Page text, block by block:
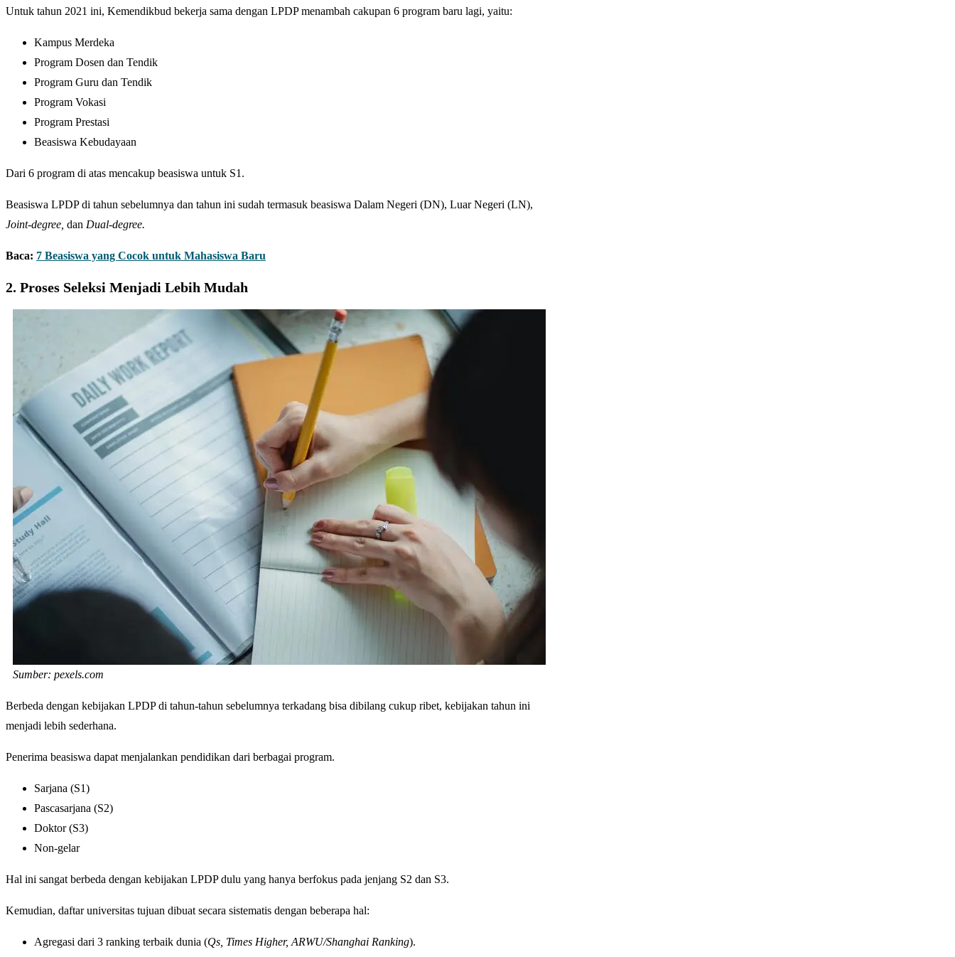
Untuk tahun 2021 ini, Kemendikbud bekerja sama dengan LPDP menambah cakupan 6 program baru lagi, yaitu:
Kampus Merdeka
Program Dosen dan Tendik
Program Guru dan Tendik
Program Vokasi
Program Prestasi
Beasiswa Kebudayaan
Dari 6 program di atas mencakup beasiswa untuk S1.
Beasiswa LPDP di tahun sebelumnya dan tahun ini sudah termasuk beasiswa Dalam Negeri (DN), Luar Negeri (LN),
Joint-degree, dan Dual-degree.
Baca: 7 Beasiswa yang Cocok untuk Mahasiswa Baru
2. Proses Seleksi Menjadi Lebih Mudah
Sumber: pexels.com
Berbeda dengan kebijakan LPDP di tahun-tahun sebelumnya terkadang bisa dibilang cukup ribet, kebijakan tahun ini
menjadi lebih sederhana.
Penerima beasiswa dapat menjalankan pendidikan dari berbagai program.
Sarjana (S1)
Pascasarjana (S2)
Doktor (S3)
Non-gelar
Hal ini sangat berbeda dengan kebijakan LPDP dulu yang hanya berfokus pada jenjang S2 dan S3.
Kemudian, daftar universitas tujuan dibuat secara sistematis dengan beberapa hal:
Agregasi dari 3 ranking terbaik dunia (Qs, Times Higher, ARWU/Shanghai Ranking).